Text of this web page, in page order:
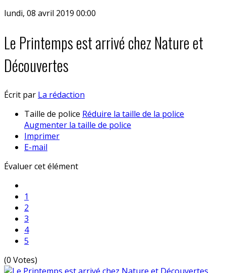
lundi, 08 avril 2019 00:00
Le Printemps est arrivé chez Nature et
Découvertes
Écrit par La rédaction
Taille de police Réduire la taille de la police
Augmenter la taille de police
Imprimer
E-mail
Évaluer cet élément
1
2
3
4
5
(0 Votes)